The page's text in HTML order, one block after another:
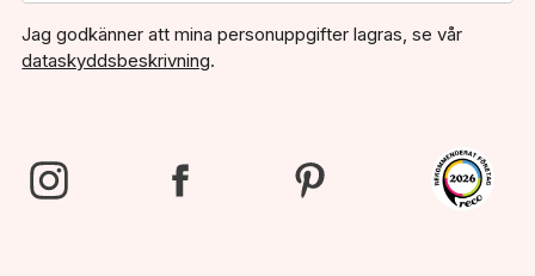
Jag godkänner att mina personuppgifter lagras, se vår
dataskyddsbeskrivning.